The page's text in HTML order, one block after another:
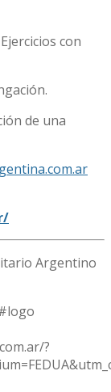
con
de una
Argentino
?